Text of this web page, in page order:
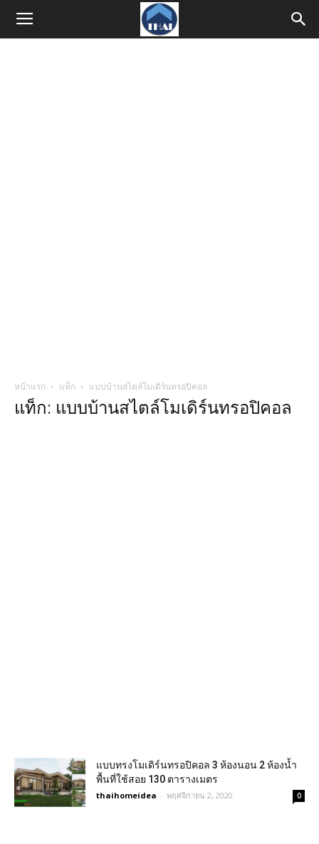
หน้าแรก แท็ก แบบบ้านสไตล์โมเดิร์นทรอปิคอล
แท็ก: แบบบ้านสไตล์โมเดิร์นทรอปิคอล
แบบทรงโมเดิร์นทรอปิคอล 3 ห้องนอน 2 ห้องน้ำ
พื้นที่ใช้สอย 130 ตารางเมตร
thaihomeidea - พฤศจิกายน 2, 2020 0